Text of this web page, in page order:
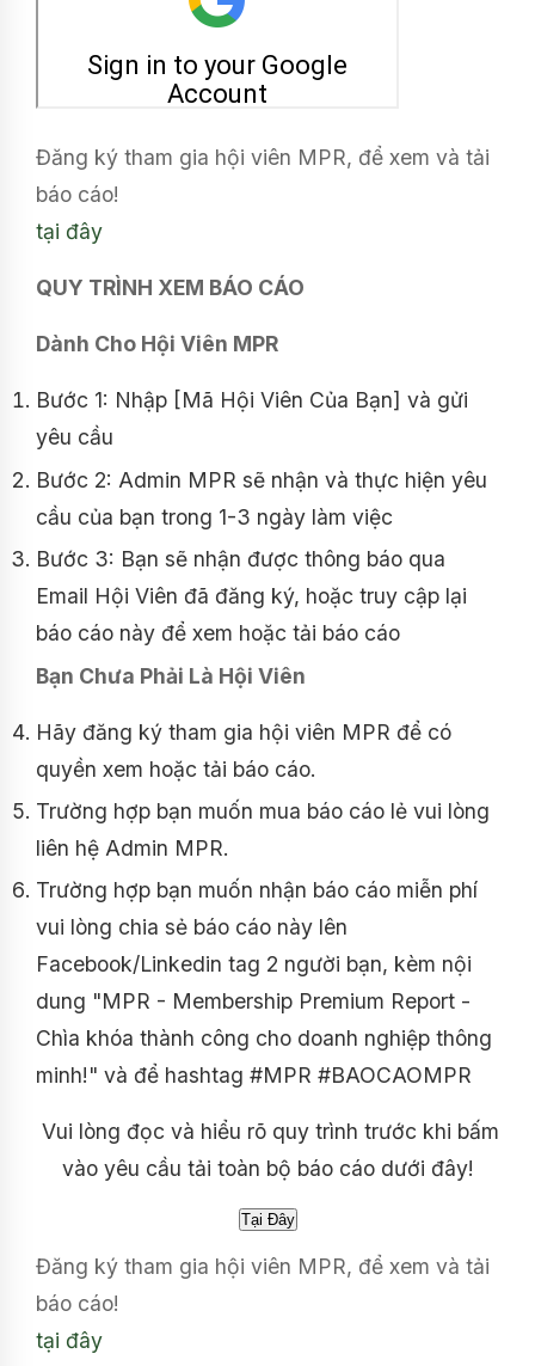
Đăng ký tham gia hội viên MPR, để xem và tải
báo cáo!
tại đây
QUY TRÌNH XEM BÁO CÁO
Dành Cho Hội Viên MPR
Bước 1: Nhập [Mã Hội Viên Của Bạn] và gửi
yêu cầu
Bước 2: Admin MPR sẽ nhận và thực hiện yêu
cầu của bạn trong 1-3 ngày làm việc
Bước 3: Bạn sẽ nhận được thông báo qua
Email Hội Viên đã đăng ký, hoặc truy cập lại
báo cáo này để xem hoặc tải báo cáo
Bạn Chưa Phải Là Hội Viên
Hãy đăng ký tham gia hội viên MPR để có
quyền xem hoặc tải báo cáo.
Trường hợp bạn muốn mua báo cáo lẻ vui lòng
liên hệ Admin MPR.
Trường hợp bạn muốn nhận báo cáo miễn phí
vui lòng chia sẻ báo cáo này lên
Facebook/Linkedin tag 2 người bạn, kèm nội
dung "MPR - Membership Premium Report -
Chìa khóa thành công cho doanh nghiệp thông
minh!" và để hashtag #MPR #BAOCAOMPR
Vui lòng đọc và hiểu rõ quy trình trước khi bấm
vào yêu cầu tải toàn bộ báo cáo dưới đây!
Đăng ký tham gia hội viên MPR, để xem và tải
báo cáo!
tại đây